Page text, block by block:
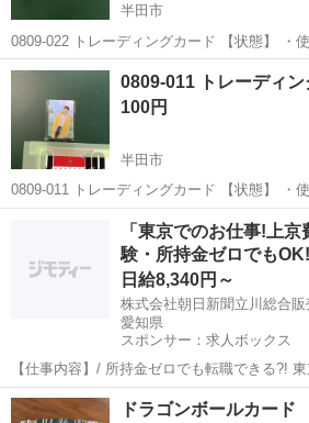
半田市
0809-022 トレーディングカード 【状態】 ・使用に伴う多少のスレ、
キズ、落としきれない汚れなどございます ・
さい ・お値引きは出来かねますのでご了承願
愛知 半田市 カードゲーム 現地
0809-011 トレーディン
100円
半田市
0809-011 トレーディングカード 【状態】 ・使用に伴う多少のスレ、
キズ、落としきれない汚れなどございます ・
さい ・お値引きは出来かねますのでご了承
カードゲーム 現地
「東京でのお仕事!上
験・所持金ゼロでも
日給8,340円～
株式会社朝日新聞立川総合
愛知県
スポンサー：求人ボックス
【仕事内容】/ 所持金ゼロでも転職できる?!
日入居可!家具家電付きの寮・社宅あり! 引っ
て”負担します 必ず面接!電話面接もOK! 魅力
アルバイト・パート
ドラゴンボールカード